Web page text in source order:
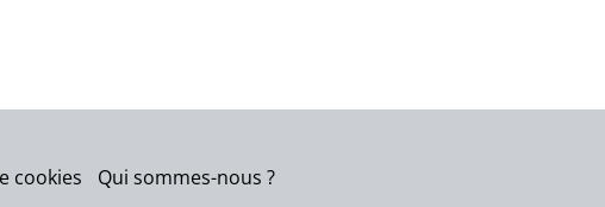
cookies Qui sommes-nous ?